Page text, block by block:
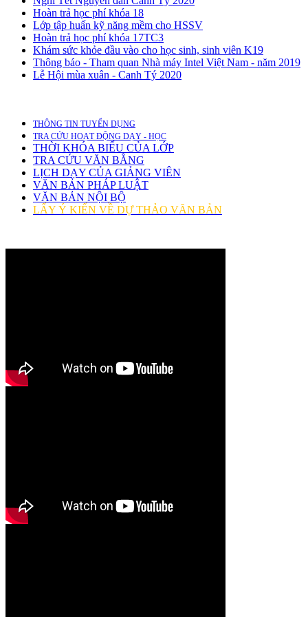
Hoàn trả học phí khóa 18
Lớp tập huấn kỹ năng mềm cho HSSV
Hoàn trả học phí khóa 17TC3
Khám sức khỏe đầu vào cho học sinh, sinh viên K19
Thông báo - Tham quan Nhà máy Intel Việt Nam - năm 2019
Lễ Hội mùa xuân - Canh Tý 2020
THÔNG TIN TUYỂN DỤNG
TRA CỨU HOẠT ĐỘNG DẠY - HỌC
THỜI KHÓA BIỂU CỦA LỚP
TRA CỨU VĂN BẰNG
LỊCH DẠY CỦA GIẢNG VIÊN
VĂN BẢN PHÁP LUẬT
VĂN BẢN NỘI BỘ
LẤY Ý KIẾN VỀ DỰ THẢO VĂN BẢN